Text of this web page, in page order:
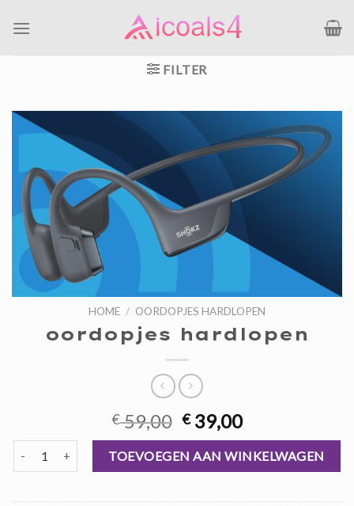
naar
FILTER
HOME / OORDOPJES HARDLOPEN
oordopjes hardlopen
€59,00 Oorspronkelijke
prijs
was:
€ 59,00.
€39,00Huidige
prijs
is:
€ 39,00.
oordopjes hardlopen aantalTOEVOEGEN AAN WINKELWAGEN